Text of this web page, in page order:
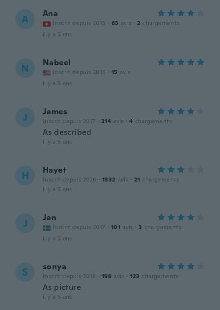
A Ana
Inscrit depuis 2015 · 63 avis · 2 chargements
il y a 5 ans
N Nabeel
Inscrit depuis 2016 · 15 avis
il y a 5 ans
J James
Inscrit depuis 2017 · 314 avis · 4 chargements
As described
il y a 5 ans
H Hayet
Inscrit depuis 2020 · 1332 avis · 21 chargements
il y a 5 ans
J Jan
Inscrit depuis 2017 · 101 avis · 3 chargements
il y a 5 ans
S sonya
Inscrit depuis 2018 · 198 avis · 123 chargements
As picture
il y a 5 ans